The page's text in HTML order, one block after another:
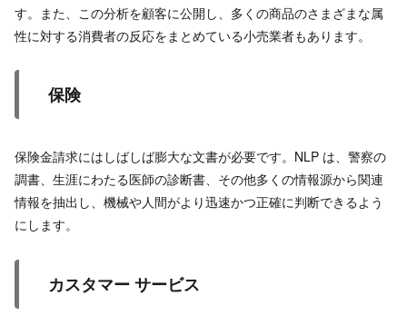
す。また、この分析を顧客に公開し、多くの商品のさまざまな属
性に対する消費者の反応をまとめている小売業者もあります。
保険
保険金請求にはしばしば膨大な文書が必要です。NLP は、警察の
調書、生涯にわたる医師の診断書、その他多くの情報源から関連
情報を抽出し、機械や人間がより迅速かつ正確に判断できるよう
にします。
カスタマー サービス